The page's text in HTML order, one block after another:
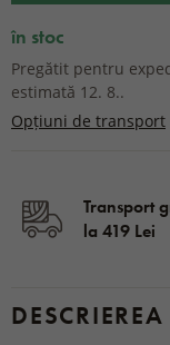
în stoc
Pregătit pentru
estimată 12. 8..
Opțiuni de transport
Transport
la 419 Lei